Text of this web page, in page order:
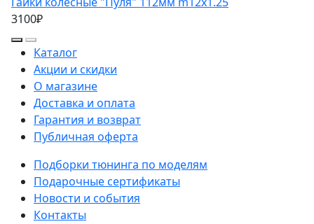
3100₽
Каталог
Акции и скидки
О магазине
Доставка и оплата
Гарантия и возврат
Публичная оферта
Подборки тюнинга по моделям
Подарочные сертификаты
Новости и события
Контакты